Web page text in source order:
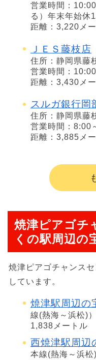
営業時間：
る）年末年始休
距離：3,220メ
ＪＥＳ藤枝店
住所：静岡県藤
営業時間：
距離：3,430メ
スルガ銀行岡
住所：静岡県藤
営業時間：8:00
距離：3,885メ
焼津ピアゴチ
くの駅周辺の
焼津ピアゴチャンス
しています。
焼津駅周辺の
線(熱海～浜松)）
1,838メートル
西焼津駅周辺
本線(熱海～浜松)